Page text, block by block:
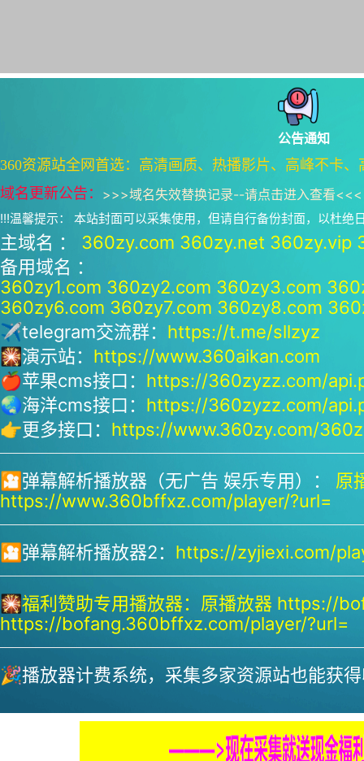
公告通知
360资源站全网首选：高清画质、热播影片、高峰不卡
域名更新公告： >>>域名失效替换记录--请点击进入查看<<<
!!!温馨提示： 本站封面可以采集使用，但请自行备份封面，以杜绝
主域名 ： 360zy.com 360zy.net 360zy.vip
备用域名 ：
360zy1.com 360zy2.com 360zy3.com
360zy6.com 360zy7.com 360zy8.com
✈telegram交流群： https://t.me/sllzyz
🎇演示站： https://www.360aikan.com
🍎苹果cms接口： https://360zyzz.com/
🌏海洋cms接口： https://360zyzz.com/
👉更多接口： https://www.360zy.com/
🎦弹幕解析播放器（无广告 娱乐专用）： 原
https://www.360bffxz.com/player/?url=
🎦弹幕解析播放器2： https://zyjiexi.com/
🎇福利赞助专用播放器： 原播放器 https://
https://bofang.360bffxz.com/player/?url=
🎉播放器计费系统，采集多家资源站也能获